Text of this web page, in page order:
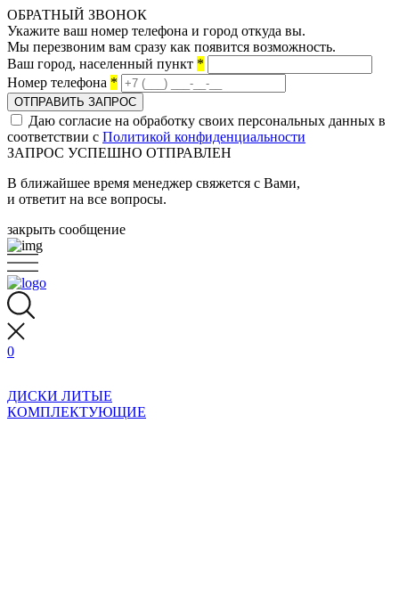
ОБРАТНЫЙ ЗВОНОК
Укажите ваш номер телефона и город откуда вы.
Мы перезвоним вам сразу как появится возможность.
Ваш город, населенный пункт *
Номер телефона *
ОТПРАВИТЬ ЗАПРОС
Даю согласие на обработку своих персональных данных в
соответствии с Политикой конфиденциальности
ЗАПРОС УСПЕШНО ОТПРАВЛЕН
В ближайшее время менеджер свяжется с Вами,
и ответит на все вопросы.
закрыть сообщение
0
ДИСКИ ЛИТЫЕ
КОМПЛЕКТУЮЩИЕ